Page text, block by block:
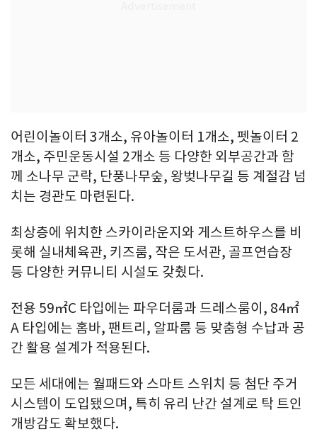
어린이놀이터 3개소, 유아놀이터 1개소, 펫놀이터 2
개소, 주민운동시설 2개소 등 다양한 외부공간과 함
께 소나무 군락, 단풍나무숲, 왕벚나무길 등 계절감 넘
치는 경관도 마련된다.
최상층에 위치한 스카이라운지와 게스트하우스를 비
롯해 실내체육관, 키즈룸, 작은 도서관, 골프연습장
등 다양한 커뮤니티 시설도 갖췄다.
전용 59㎡C 타입에는 파우더룸과 드레스룸이, 84㎡
A 타입에는 홈바, 팬트리, 알파룸 등 맞춤형 수납과 공
간 활용 설계가 적용된다.
모든 세대에는 월패드와 스마트 스위치 등 첨단 주거
시스템이 도입됐으며, 특히 유리 난간 설계로 탁 트인
개방감도 확보했다.